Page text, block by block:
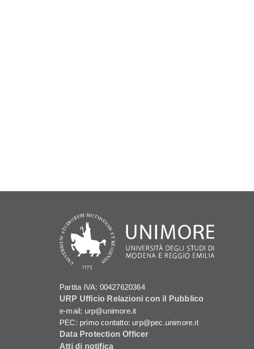
Partita IVA: 00427620364
URP Ufficio Relazioni con il Pubblico
e-mail: urp@unimore.it
PEC: primo contatto: urp@pec.unimore.it
Data Protection Officer
Atti di notifica